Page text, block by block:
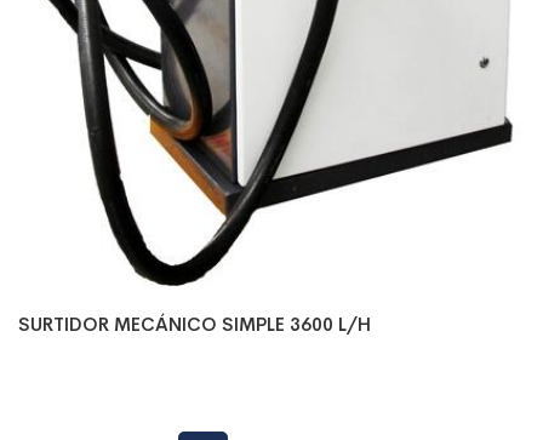
SURTIDOR MECÁNICO SIMPLE 3600 L/H